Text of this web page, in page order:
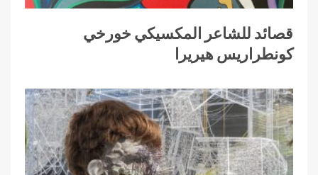
قصائد للشاعر المكسيكي خورخي
كونطراريس هيريرا